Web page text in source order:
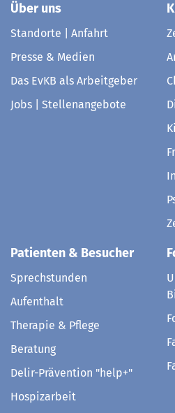
Über uns
Standorte | Anfahrt
Presse & Medien
Das EvKB als Arbeitgeber
Jobs | Stellenangebote
Patienten & Besucher
Sprechstunden
Aufenthalt
Therapie & Pflege
Beratung
Delir-Prävention "help+"
Hospizarbeit